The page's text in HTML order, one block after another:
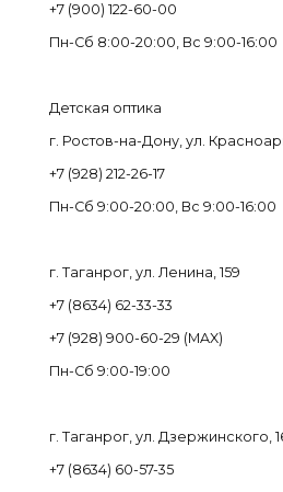
+7 (900) 122-60-00
Пн-Cб 8:00-20:00, Вс 9:00-16:00
Детская оптика
г. Ростов-на-Дону, ул.
+7 (928) 212-26-17
Пн-Cб 9:00-20:00, Вс 9:00-16:00
г. Таганрог, ул. Ленина, 159
+7 (8634) 62-33-33
+7 (928) 900-60-29 (MAX)
Пн-Cб 9:00-19:00
г. Таганрог, ул. Дзержинского,
+7 (8634) 60-57-35